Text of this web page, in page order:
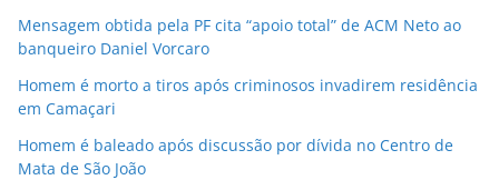
Mensagem obtida pela PF cita “apoio total” de ACM Neto ao
banqueiro Daniel Vorcaro
Homem é morto a tiros após criminosos invadirem residência
em Camaçari
Homem é baleado após discussão por dívida no Centro de
Mata de São João